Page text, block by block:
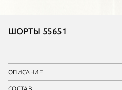
ШОРТЫ 55651
ОПИСАНИЕ